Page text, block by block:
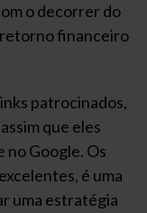
o decorrer do
financeiro
patrocinados,
que eles
Google. Os
é uma
uma estratégia